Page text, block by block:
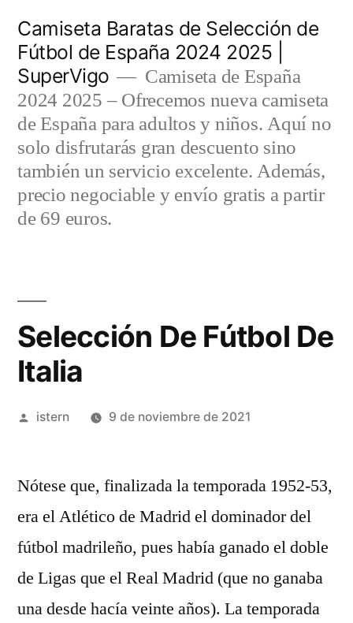
contenido
Camiseta Baratas de Selección de
Fútbol de España 2024 2025 |
SuperVigo
Camiseta de España
2024 2025 – Ofrecemos nueva camiseta
de España para adultos y niños. Aquí no
solo disfrutarás gran descuento sino
también un servicio excelente. Además,
precio negociable y envío gratis a partir
de 69 euros.
Selección De Fútbol De
Italia
Publicado
istern 9 de noviembre de 2021
Nótese que, finalizada la temporada 1952-53,
era el Atlético de Madrid el dominador del
fútbol madrileño, pues había ganado el doble
de Ligas que el Real Madrid (que no ganaba
una desde hacía veinte años). La temporada